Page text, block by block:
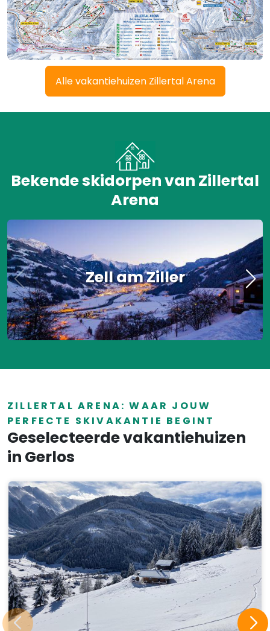
Alle vakantiehuizen Zillertal Arena
Bekende skidorpen van Zillertal
Arena
Zell am Ziller
ZILLERTAL ARENA: WAAR JOUW
PERFECTE SKIVAKANTIE BEGINT
Geselecteerde vakantiehuizen
in Gerlos